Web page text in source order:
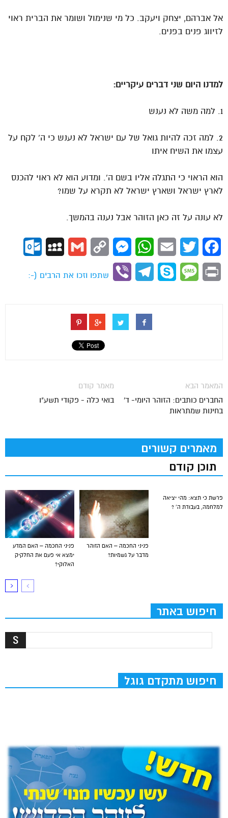
אל אברהם, יצחק ויעקב. כל מי שנימול ושומר את הברית ראוי
לזיווג פנים בפנים.
למדנו היום שני דברים עיקריים:
1. למה משה לא נענש
2. למה זכה להיות גואל של עם ישראל לא נענש כי ה’ לקח על
עצמו את השיח איתו
הוא הראוי כי התגלה אליו בשם ה’. ומדוע הוא לא ראוי להכנס
לארץ ישראל ושארץ ישראל לא תקרא על שמו?
לא עונה על זה כאן הזוהר אבל נענה בהמשך.
Facebook
Twitter
Email
WhatsApp
Messenger
Copy
Gmail
MySpace
Print
Message
Skype
Telegram
Viber
שתפו וזכו את הרבים (-:
מאמר קודם
בואי כלה - פקודי תשע"ו
המאמר הבא
החברים כותבים: הזוהר היומי- ד'
בחינות שמתראות
מאמרים קשורים
תוכן קודם
פניני החכמה – האם המדע
ימצא אי פעם את החלקיק
האלוקי?
פניני החכמה – האם הזוהר
מדבר על גשמיות?
פרשת כי תצא: מהי יציאה
למלחמה, בעבודת ה’ ?
חיפוש באתר
חיפוש מתקדם גוגל